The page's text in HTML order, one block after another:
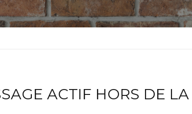
ACTIF HORS DE